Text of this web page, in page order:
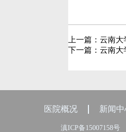
上一篇： 云南大
下一篇： 云南大
医院概况 新闻
滇ICP备15007158号